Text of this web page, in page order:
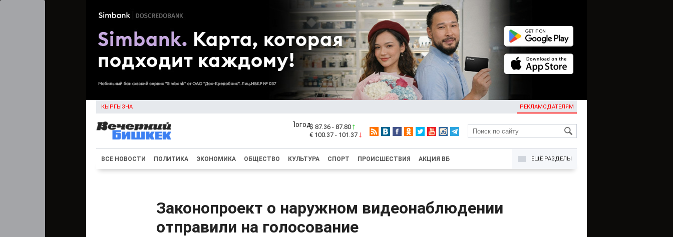
КЫРГЫЗЧА РЕКЛАМОДАТЕЛЯМ
KG
$ 87.36 - 87.80
€ 100.37 - 101.37
ВСЕ НОВОСТИ ПОЛИТИКА ЭКОНОМИКА ОБЩЕСТВО КУЛЬТУРА СПОРТ ПРОИСШЕСТВИЯ АКЦИЯ ВБ ЕЩЁ РАЗДЕЛЫ
Законопроект о наружном видеонаблюдении
отправили на голосование